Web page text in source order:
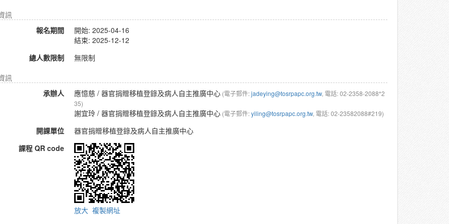
訊
報名期間
開始: 2025-04-16
結束: 2025-12-12
總人數限制
無限制
訊
承辦人
應憶慈/ 器官捐贈移植登錄及病人自主推廣中心(電子郵件:jadeying@tosrpapc.org.tw, 電話: 02-2358-2088*2
35)
謝宜玲/ 器官捐贈移植登錄及病人自主推廣中心(電子郵件:yiling@tosrpapc.org.tw, 電話: 02-23582088#219)
開課單位
器官捐贈移植登錄及病人自主推廣中心
課程 QR code
放大 複製網址